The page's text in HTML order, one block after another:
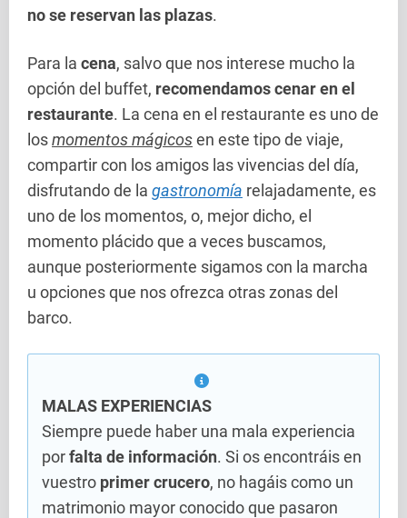
no se reservan las plazas.
Para la cena, salvo que nos interese mucho la
opción del buffet, recomendamos cenar en el
restaurante. La cena en el restaurante es uno de
losmomentos mágicosen este tipo de viaje,
compartir con los amigos las vivencias del día,
disfrutando de la gastronomía relajadamente, es
uno de los momentos, o, mejor dicho, el
momento plácido que a veces buscamos,
aunque posteriormente sigamos con la marcha
u opciones que nos ofrezca otras zonas del
barco.
MALAS EXPERIENCIAS
Siempre puede haber una mala experiencia
porfalta de información. Si os encontráis en
vuestro primer crucero, no hagáis como un
matrimonio mayor conocido que pasaron